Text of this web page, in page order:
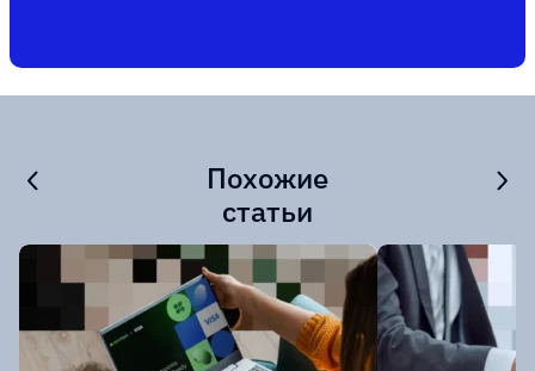
Похожие
статьи